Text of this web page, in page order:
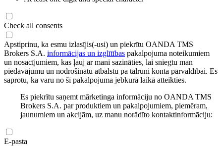
Check all consents
Apstiprinu, ka esmu izlasījis(-usi) un piekrītu OANDA TMS
Brokers S.A. informācijas un izglītības pakalpojuma noteikumiem
un nosacījumiem, kas ļauj ar mani sazināties, lai sniegtu man
piedāvājumu un nodrošinātu atbalstu pa tālruni konta pārvaldībai. Es
saprotu, ka varu no šī pakalpojuma jebkurā laikā atteikties.
Es piekrītu saņemt mārketinga informāciju no OANDA TMS
Brokers S.A. par produktiem un pakalpojumiem, piemēram,
jaunumiem un akcijām, uz manu norādīto kontaktinformāciju:
E-pasta